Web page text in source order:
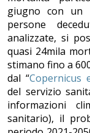
giugno con un
persone
analizzate, si
quasi 24mila
stimano fino a
dal “Copernicus
del servizio
informazioni
sanitario), il